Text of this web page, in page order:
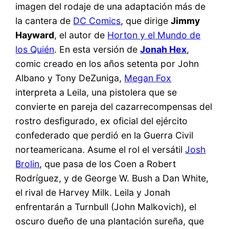
imagen del rodaje de una adaptación más de
la cantera de DC Comics, que dirigeJimmy
Hayward, el autor de Horton y el Mundo de
los Quién. En esta versión deJonah Hex,
comic creado en los años setenta por John
Albano y Tony DeZuniga, Megan Fox
interpreta a Leila, una pistolera que se
convierte en pareja del cazarrecompensas del
rostro desfigurado, ex oficial del ejército
confederado que perdió en la Guerra Civil
norteamericana. Asume el rol el versátilJosh
Brolin, que pasa de los Coen a Robert
Rodríguez, y de George W. Bush a Dan White,
el rival de Harvey Milk. Leila y Jonah
enfrentarán a Turnbull (John Malkovich), el
oscuro dueño de una plantación sureña, que